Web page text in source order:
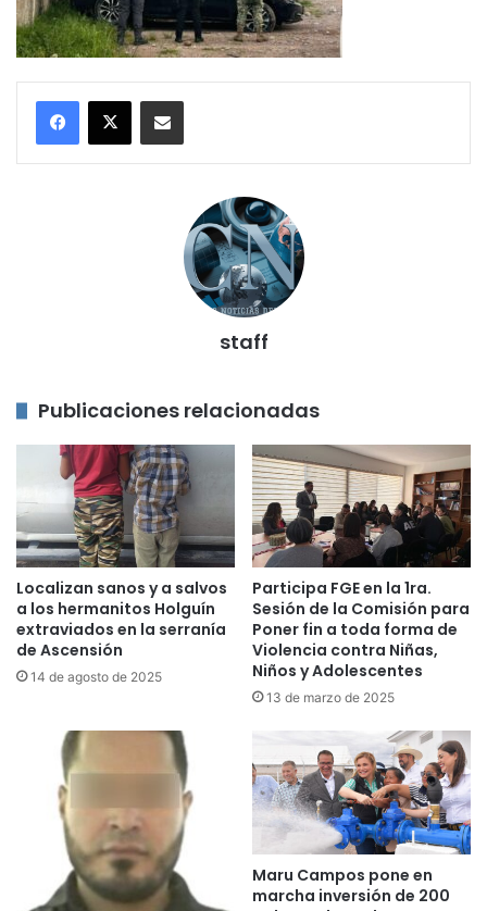
Compartir por correo electrónico
staff
Publicaciones relacionadas
Localizan sanos y a salvos
a los hermanitos Holguín
extraviados en la serranía
de Ascensión
14 de agosto de 2025
Participa FGE en la 1ra.
Sesión de la Comisión para
Poner fin a toda forma de
Violencia contra Niñas,
Niños y Adolescentes
13 de marzo de 2025
Maru Campos pone en
marcha inversión de 200